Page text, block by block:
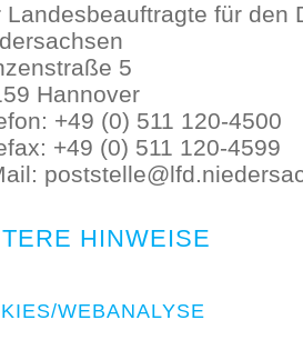
Landesbeauftragte für den
5
Hannover
+49 (0) 511 120-4500
+49 (0) 511 120-4599
HINWEISE
WEBANALYSE